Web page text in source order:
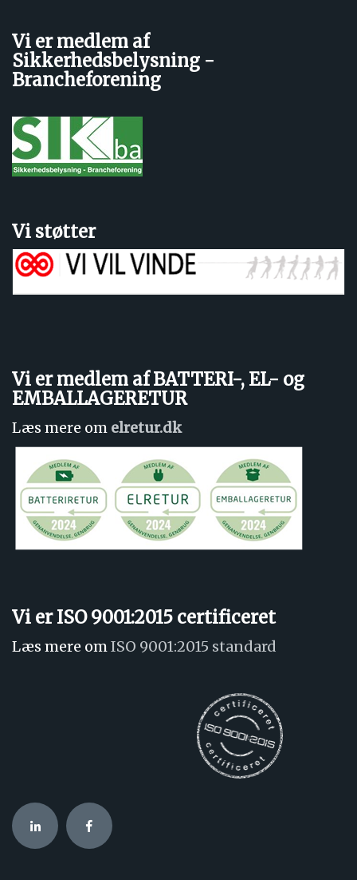
Vi er medlem af
Sikkerhedsbelysning -
Brancheforening
Vi støtter
Vi er medlem af BATTERI-, EL- og
EMBALLAGERETUR
Læs mere om elretur.dk
Vi er ISO 9001:2015 certificeret
Læs mere omISO 9001:2015 standard